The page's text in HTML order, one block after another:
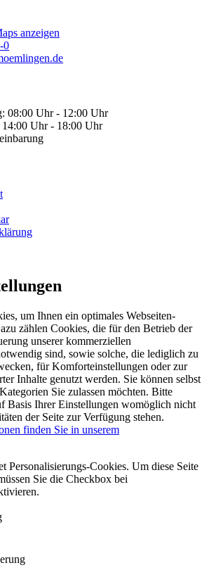
anzeigen
0
08:00 Uhr - 12:00 Uhr
Uhr - 18:00 Uhr
um Ihnen ein optimales Webseiten-
zählen Cookies, die für den Betrieb der
unserer kommerziellen
sind, sowie solche, die lediglich zu
für Komforteinstellungen oder zur
Inhalte genutzt werden. Sie können selbst
Sie zulassen möchten. Bitte
Basis Ihrer Einstellungen womöglich nicht
der Seite zur Verfügung stehen.
finden Sie in unserem
Personalisierungs-Cookies. Um diese Seite
Sie die Checkbox bei